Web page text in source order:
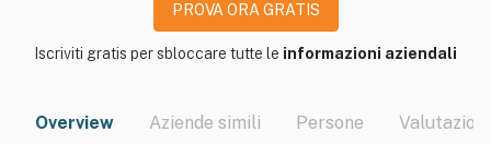
PROVA ORA GRATIS
Iscriviti gratis per sbloccare tutte le informazioni aziendali
Overview Aziende simili Persone Valutazioni